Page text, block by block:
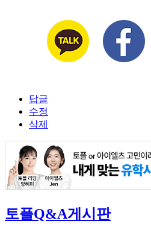
답글
수정
삭제
토플Q&A게시판